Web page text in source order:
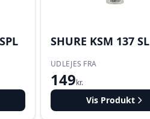
SHURE KSM 137 SL
UDLEJES FRA
149kr.
Vis Produkt